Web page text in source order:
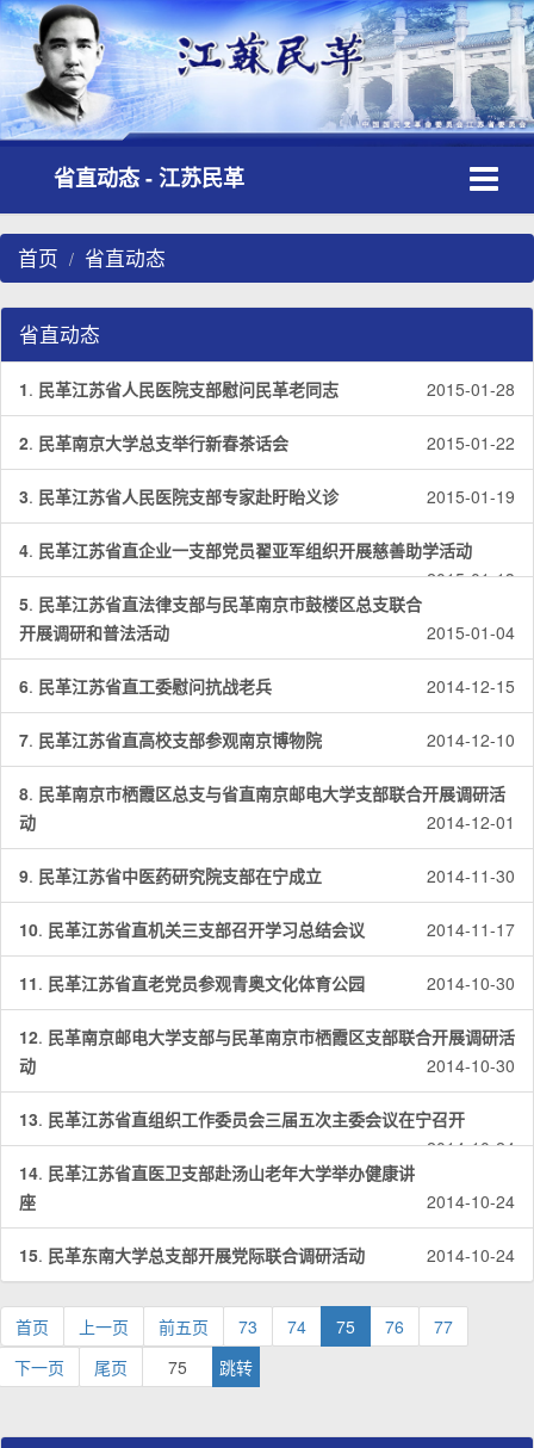
省直动态 - 江苏民革
首页 省直动态
省直动态
1. 民革江苏省人民医院支部慰问民革老同志 2015-01-28
2. 民革南京大学总支举行新春茶话会 2015-01-22
3. 民革江苏省人民医院支部专家赴盱眙义诊 2015-01-19
4. 民革江苏省直企业一支部党员翟亚军组织开展慈善助学活动
2015-01-13
5. 民革江苏省直法律支部与民革南京市鼓楼区总支联合
开展调研和普法活动
2015-01-04
6. 民革江苏省直工委慰问抗战老兵 2014-12-15
7. 民革江苏省直高校支部参观南京博物院 2014-12-10
8. 民革南京市栖霞区总支与省直南京邮电大学支部联合开展调研活
动
2014-12-01
9. 民革江苏省中医药研究院支部在宁成立 2014-11-30
10. 民革江苏省直机关三支部召开学习总结会议 2014-11-17
11. 民革江苏省直老党员参观青奥文化体育公园 2014-10-30
12. 民革南京邮电大学支部与民革南京市栖霞区支部联合开展调研活
动
2014-10-30
13. 民革江苏省直组织工作委员会三届五次主委会议在宁召开
2014-10-24
14. 民革江苏省直医卫支部赴汤山老年大学举办健康讲
座
2014-10-24
15. 民革东南大学总支部开展党际联合调研活动 2014-10-24
首页 上一页 前五页 73 74 75 76
77
下一页
尾页